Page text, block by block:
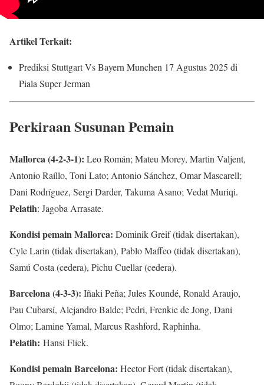
Artikel Terkait:
Prediksi Stuttgart Vs Bayern Munchen 17 Agustus 2025 di
Piala Super Jerman
Perkiraan Susunan Pemain
Mallorca (4-2-3-1): Leo Román; Mateu Morey, Martin Valjent,
Antonio Raíllo, Toni Lato; Antonio Sánchez, Omar Mascarell;
Dani Rodríguez, Sergi Darder, Takuma Asano; Vedat Muriqi.
Pelatih: Jagoba Arrasate.
Kondisi pemain Mallorca: Dominik Greif (tidak disertakan),
Cyle Larin (tidak disertakan), Pablo Maffeo (tidak disertakan),
Samú Costa (cedera), Pichu Cuellar (cedera).
Barcelona (4-3-3): Iñaki Peña; Jules Koundé, Ronald Araujo,
Pau Cubarsí, Alejandro Balde; Pedri, Frenkie de Jong, Dani
Olmo; Lamine Yamal, Marcus Rashford, Raphinha.
Pelatih: Hansi Flick.
Kondisi pemain Barcelona: Hector Fort (tidak disertakan),